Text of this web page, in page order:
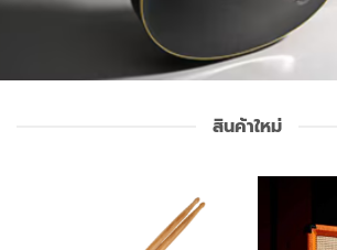
สินค้าใหม่